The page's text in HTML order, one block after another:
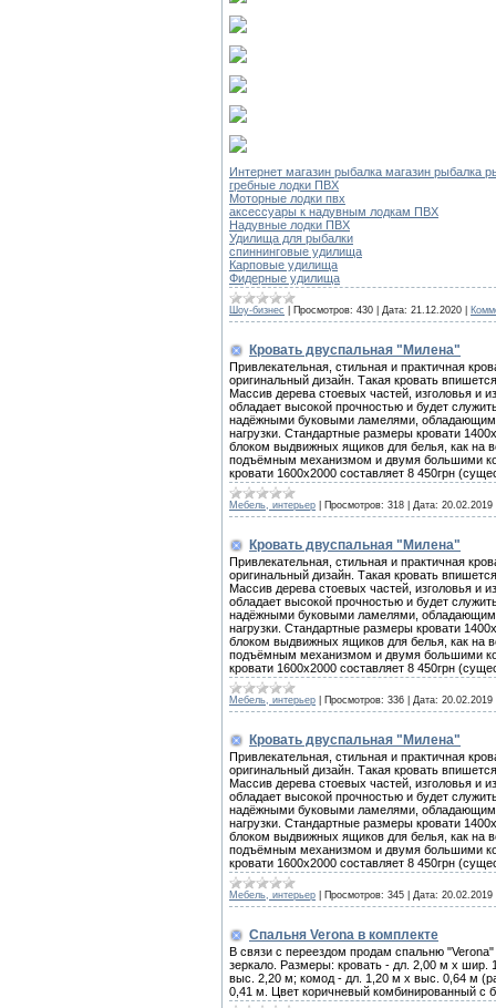
Интернет магазин рыбалка магазин рыбалка
гребные лодки ПВХ
Моторные лодки пвх
аксессуары к надувным лодкам ПВХ
Надувные лодки ПВХ
Удилища для рыбалки
спиннинговые удилища
Карповые удилища
Фидерные удилища
Шоу-бизнес Просмотров: 430 Дата: 21.12.2020
Кровать двуспальная "Милена"
Привлекательная, стильная и практичная
оригинальный дизайн. Такая кровать
Массив дерева стоевых частей, изголовья и
обладает высокой прочностью и будет
надёжными буковыми ламелями,
нагрузки. Стандартные размеры кровати
блоком выдвижных ящиков для белья, как на
подъёмным механизмом и двумя большими
кровати 1600х2000 составляет 8 450грн
Мебель, интерьер Просмотров: 318 Дата: 20.02.2019
Кровать двуспальная "Милена"
Привлекательная, стильная и практичная
оригинальный дизайн. Такая кровать
Массив дерева стоевых частей, изголовья и
обладает высокой прочностью и будет
надёжными буковыми ламелями,
нагрузки. Стандартные размеры кровати
блоком выдвижных ящиков для белья, как на
подъёмным механизмом и двумя большими
кровати 1600х2000 составляет 8 450грн
Мебель, интерьер Просмотров: 336 Дата: 20.02.2019
Кровать двуспальная "Милена"
Привлекательная, стильная и практичная
оригинальный дизайн. Такая кровать
Массив дерева стоевых частей, изголовья и
обладает высокой прочностью и будет
надёжными буковыми ламелями,
нагрузки. Стандартные размеры кровати
блоком выдвижных ящиков для белья, как на
подъёмным механизмом и двумя большими
кровати 1600х2000 составляет 8 450грн
Мебель, интерьер Просмотров: 345 Дата: 20.02.2019
Спальня Verona в комплекте
В связи с переездом продам спальню
зеркало. Размеры: кровать - дл. 2,00 м х
выс. 2,20 м; комод - дл. 1,20 м х выс. 0,64 м
0,41 м. Цвет коричневый комбинированный с